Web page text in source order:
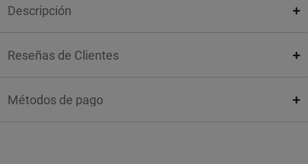
Descripción
Reseñas de Clientes
Métodos de pago